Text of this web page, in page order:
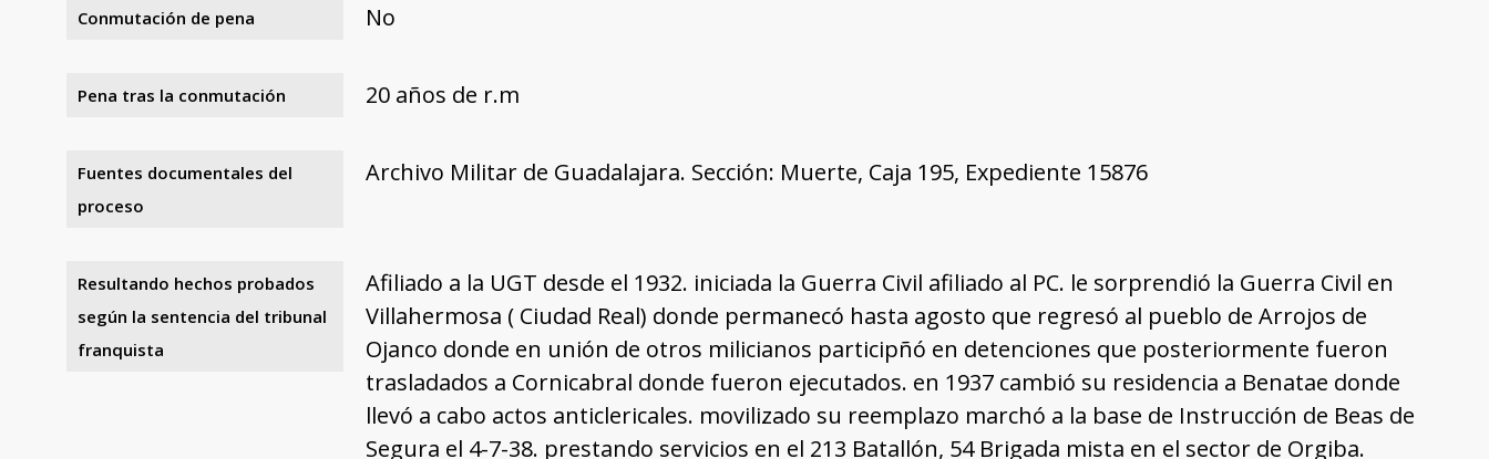
Conmutación de pena No
Pena tras la conmutación 20 años de r.m
Fuentes documentales del
proceso
Archivo Militar de Guadalajara. Sección: Muerte, Caja 195, Expediente 15876
Resultando hechos probados
según la sentencia del tribunal
franquista
Afiliado a la UGT desde el 1932. iniciada la Guerra Civil afiliado al PC. le sorprendió la Guerra Civil en
Villahermosa ( Ciudad Real) donde permanecó hasta agosto que regresó al pueblo de Arrojos de
Ojanco donde en unión de otros milicianos participñó en detenciones que posteriormente fueron
trasladados a Cornicabral donde fueron ejecutados. en 1937 cambió su residencia a Benatae donde
llevó a cabo actos anticlericales. movilizado su reemplazo marchó a la base de Instrucción de Beas de
Segura el 4-7-38. prestando servicios en el 213 Batallón, 54 Brigada mista en el sector de Orgiba.